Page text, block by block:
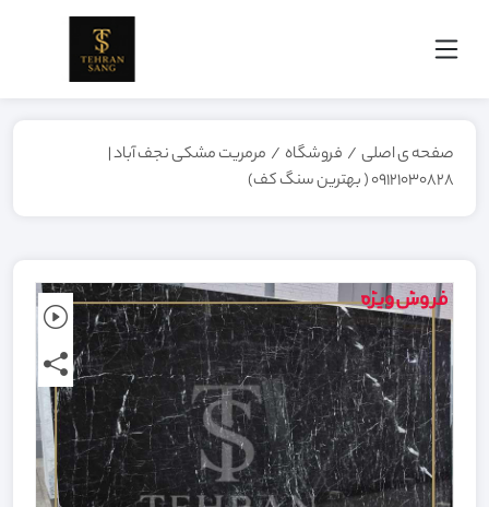
صفحه ی اصلی / فروشگاه / مرمریت مشکی نجف آباد |
09121030828 ( بهترین سنگ کف)